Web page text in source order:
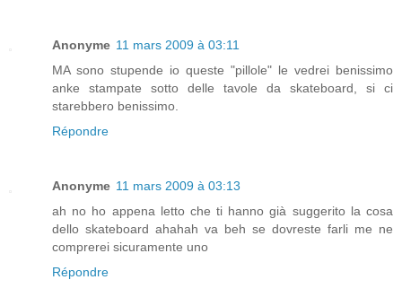
Anonyme 11 mars 2009 à 03:11
MA sono stupende io queste "pillole" le vedrei benissimo
anke stampate sotto delle tavole da skateboard, si ci
starebbero benissimo.
Répondre
Anonyme 11 mars 2009 à 03:13
ah no ho appena letto che ti hanno già suggerito la cosa
dello skateboard ahahah va beh se dovreste farli me ne
comprerei sicuramente uno
Répondre